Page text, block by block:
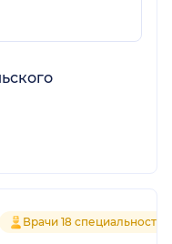
Врачи 18 специальностей